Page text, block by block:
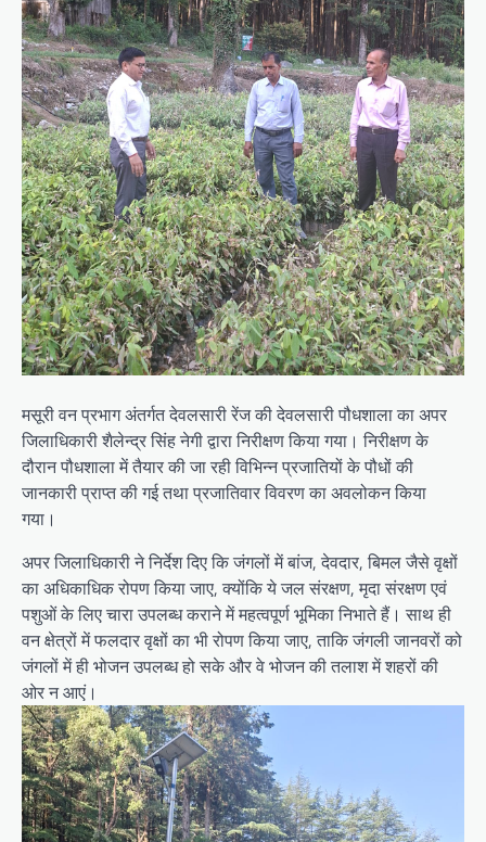
मसूरी वन प्रभाग अंतर्गत देवलसारी रेंज की देवलसारी पौधशाला का अपर
जिलाधिकारी शैलेन्द्र सिंह नेगी द्वारा निरीक्षण किया गया। निरीक्षण के
दौरान पौधशाला में तैयार की जा रही विभिन्न प्रजातियों के पौधों की
जानकारी प्राप्त की गई तथा प्रजातिवार विवरण का अवलोकन किया
गया।
अपर जिलाधिकारी ने निर्देश दिए कि जंगलों में बांज, देवदार, बिमल जैसे वृक्षों
का अधिकाधिक रोपण किया जाए, क्योंकि ये जल संरक्षण, मृदा संरक्षण एवं
पशुओं के लिए चारा उपलब्ध कराने में महत्वपूर्ण भूमिका निभाते हैं। साथ ही
वन क्षेत्रों में फलदार वृक्षों का भी रोपण किया जाए, ताकि जंगली जानवरों को
जंगलों में ही भोजन उपलब्ध हो सके और वे भोजन की तलाश में शहरों की
ओर न आएं।